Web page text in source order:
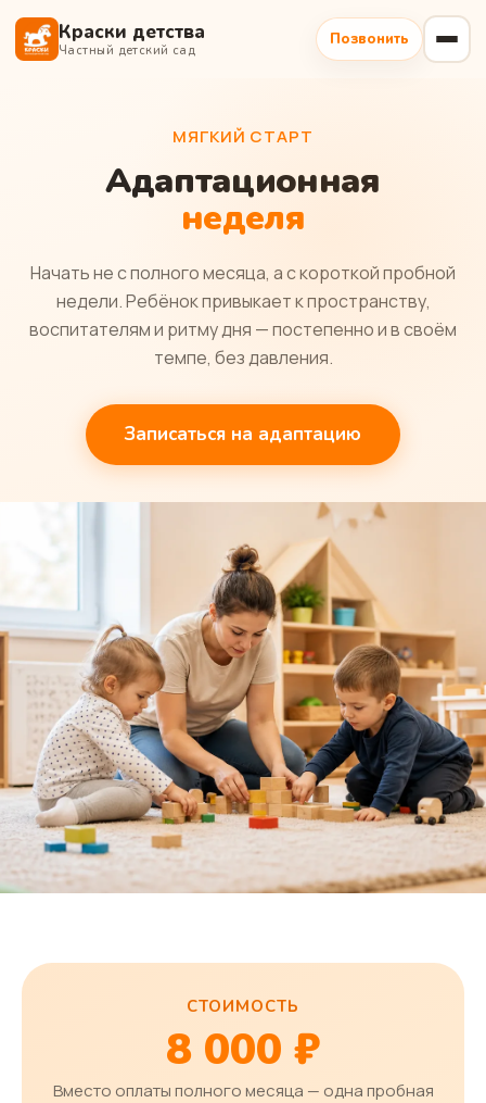
Краски детства
Частный детский сад
Позвонить
МЯГКИЙ СТАРТ
Адаптационная
неделя
Начать не с полного месяца, а с короткой пробной
недели. Ребёнок привыкает к пространству,
воспитателям и ритму дня — постепенно и в своём
темпе, без давления.
Записаться на адаптацию
СТОИМОСТЬ
8 000 ₽
Вместо оплаты полного месяца — одна пробная